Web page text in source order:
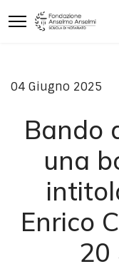
04 Giugno 2025
Bando
una
Enrico
20